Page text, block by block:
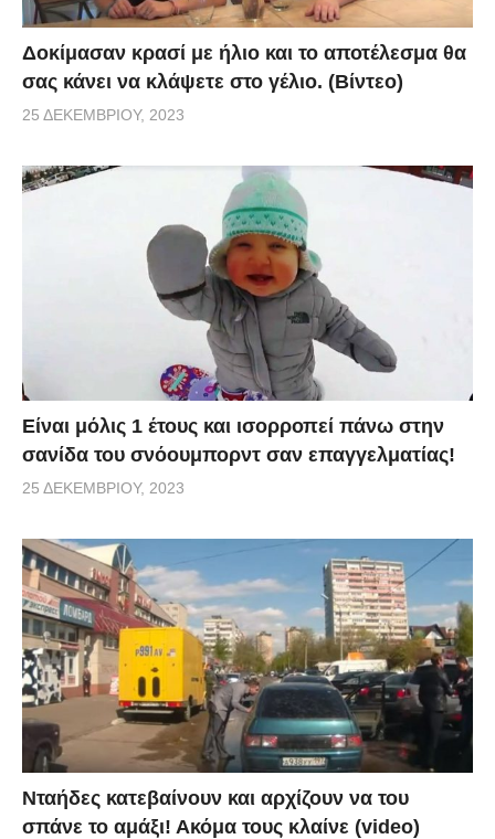
Δοκίμασαν κρασί με ήλιο και το αποτέλεσμα θα
σας κάνει να κλάψετε στο γέλιο. (Βίντεο)
25 ΔΕΚΕΜΒΡΊΟΥ, 2023
Είναι μόλις 1 έτους και ισορροπεί πάνω στην
σανίδα του σνόουμπορντ σαν επαγγελματίας!
25 ΔΕΚΕΜΒΡΊΟΥ, 2023
Νταήδες κατεβαίνουν και αρχίζουν να του
σπάνε το αμάξι! Ακόμα τους κλαίνε (video)